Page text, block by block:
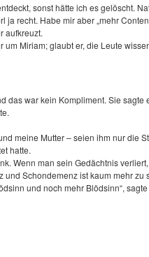
sonst hätte ich es gelöscht.
ja recht. Habe mir aber „mehr
aufkreuzt.
um Miriam; glaubt er, die Leute
das war kein Kompliment. Sie
meine Mutter – seien ihm nur die
hatte.
Wenn man sein Gedächtnis
Schondemenz ist kaum mehr zu
und noch mehr Blödsinn“,